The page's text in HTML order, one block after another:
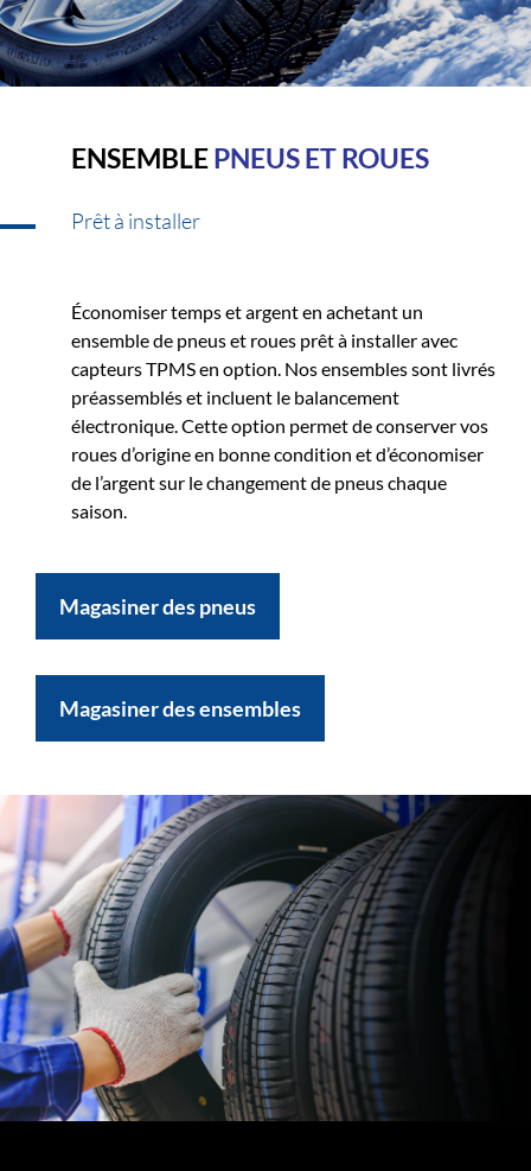
ENSEMBLEPNEUS ET ROUES
Prêt à installer
Économiser temps et argent en achetant un
ensemble de pneus et roues prêt à installer avec
capteurs TPMS en option. Nos ensembles sont livrés
préassemblés et incluent le balancement
électronique. Cette option permet de conserver vos
roues d’origine en bonne condition et d’économiser
de l’argent sur le changement de pneus chaque
saison.
Magasiner des pneus
Magasiner des ensembles